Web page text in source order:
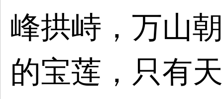
峰拱峙，万山
的宝莲，只有